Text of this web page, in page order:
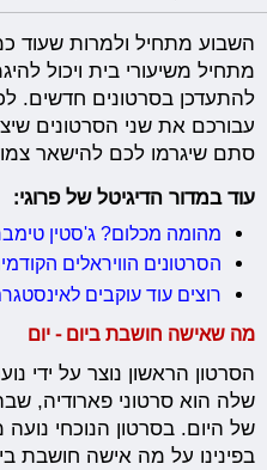
השבוע מתחיל ולמרות שעוד
מתחיל משיעורי בית ויכול
להתעדכן בסרטונים חדשים.
עבורכם את שני הסרטונים
סתם שיגרמו לכם להישאר
עוד במדור הדיגיטל של פרוגי:
מהומה מכלום? ג'סטין
הסרטונים הוויראלים
רוצים עוד עוקבים
מה שאישה חושבת ביום - יום
הסרטון הראשון נוצר על ידי
שלה הוא סרטוני פארודיה,
של היום. בסרטון הנוכחי
בפינינו על מה אישה חושבת